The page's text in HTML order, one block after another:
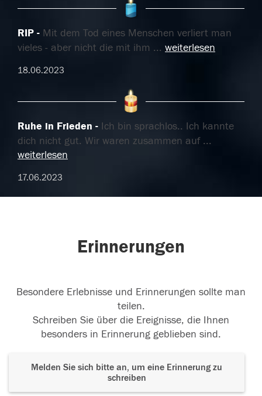
RIP
Mit dem Tod eines Menschen verliert man
vieles - aber nicht die mit ihm ... weiterlesen
18.06.2023
Ruhe in Frieden
Ich bin sprachlos.. Ich kannte
dich nicht gut. Wir waren zusammen auf ...
weiterlesen
17.06.2023
Erinnerungen
Besondere Erlebnisse und Erinnerungen sollte man
teilen.
Schreiben Sie über die Ereignisse, die Ihnen
besonders in Erinnerung geblieben sind.
Melden Sie sich bitte an, um eine Erinnerung zu
schreiben